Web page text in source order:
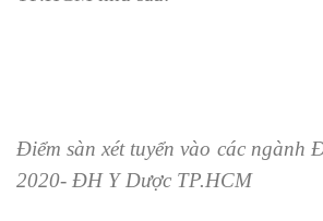
Điểm sàn xét tuyển vào các ngành
2020- ĐH Y Dược TP.HCM